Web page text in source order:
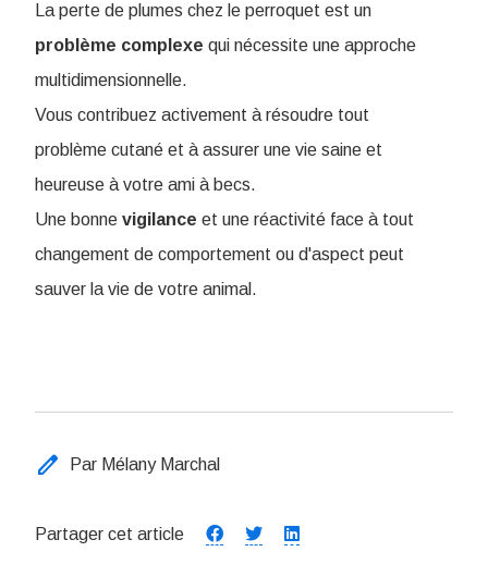
La perte de plumes chez le perroquet est un
problème complexe qui nécessite une approche
multidimensionnelle.
Vous contribuez activement à résoudre tout
problème cutané et à assurer une vie saine et
heureuse à votre ami à becs.
Une bonne vigilance et une réactivité face à tout
changement de comportement ou d'aspect peut
sauver la vie de votre animal.
edit Par Mélany Marchal
Partager cet article